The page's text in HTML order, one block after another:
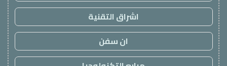
اشراق التقنية
ان سفن